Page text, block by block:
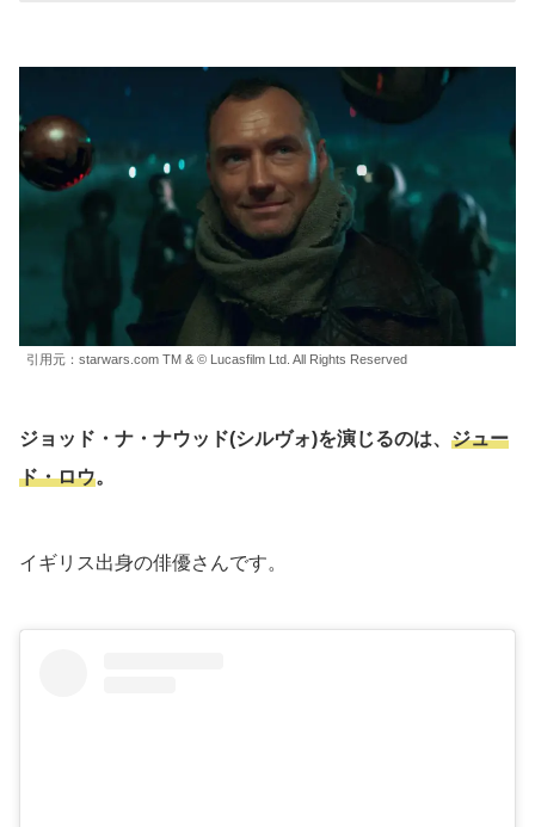
引用元：starwars.com TM & © Lucasfilm Ltd. All Rights Reserved
ジョッド・ナ・ナウッド(シルヴォ)を演じるのは、 ジュー
ド・ロウ。
イギリス出身の俳優さんです。